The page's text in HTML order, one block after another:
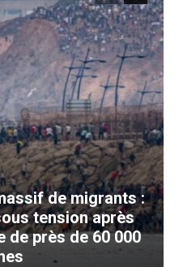
de migrants :
tension après
de près de 60 000